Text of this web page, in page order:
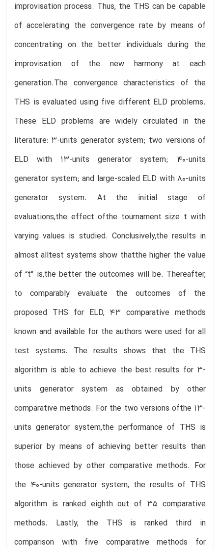
improvisation process. Thus, the THS can be capable
of accelerating the convergence rate by means of
concentrating on the better individuals during the
improvisation of the new harmony at each
generation.The convergence characteristics of the
THS is evaluated using five different ELD problems.
These ELD problems are widely circulated in the
literature: 3-units generator system; two versions of
ELD with 13-units generator system; 40-units
generator system; and large-scaled ELD with 80-units
generator system. At the initial stage of
evaluations,the effect ofthe tournament size t with
varying values is studied. Conclusively,the results in
almost alltest systems show thatthe higher the value
of “t” is,the better the outcomes will be. Thereafter,
to comparably evaluate the outcomes of the
proposed THS for ELD, 43 comparative methods
known and available for the authors were used for all
test systems. The results shows that the THS
algorithm is able to achieve the best results for 3-
units generator system as obtained by other
comparative methods. For the two versions ofthe 13-
units generator system,the performance of THS is
superior by means of achieving better results than
those achieved by other comparative methods. For
the 40-units generator system, the results of THS
algorithm is ranked eighth out of 35 comparative
methods. Lastly, the THS is ranked third in
comparison with five comparative methods for